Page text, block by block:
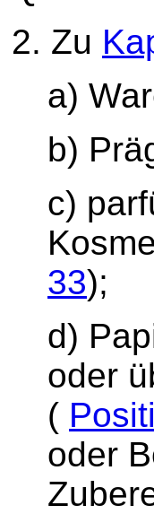
2. Zu
a)
b)
c)
33);
d)
oder
(
oder